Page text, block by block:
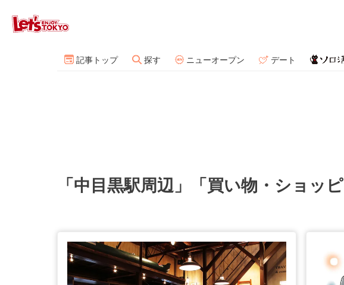
記事トップ 探す ニューオープン デート
「中目黒駅周辺」「買い物・ショッ